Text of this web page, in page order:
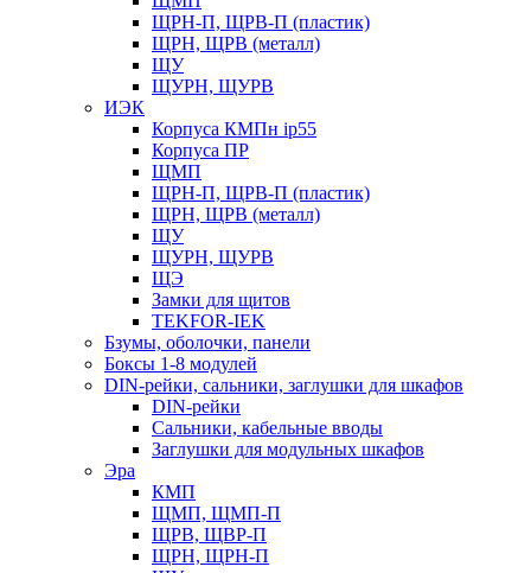
ЩРН-П, ЩРВ-П (пластик)
ЩРН, ЩРВ (металл)
ЩУ
ЩУРН, ЩУРВ
ИЭК
Корпуса КМПн ip55
Корпуса ПР
ЩМП
ЩРН-П, ЩРВ-П (пластик)
ЩРН, ЩРВ (металл)
ЩУ
ЩУРН, ЩУРВ
ЩЭ
Замки для щитов
TEKFOR-IEK
Бзумы, оболочки, панели
Боксы 1-8 модулей
DIN-рейки, сальники, заглушки для шкафов
DIN-рейки
Сальники, кабельные вводы
Заглушки для модульных шкафов
Эра
КМП
ЩМП, ЩМП-П
ЩРВ, ЩВР-П
ЩРН, ЩРН-П